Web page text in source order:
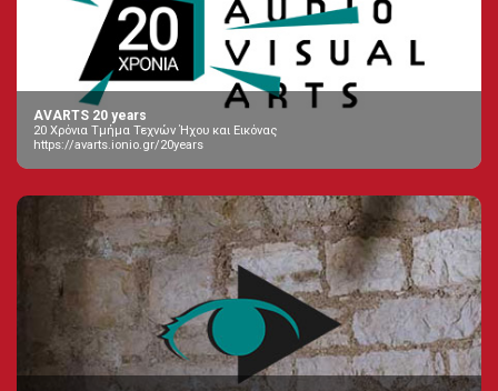
AVARTS 20 years
20 Χρόνια Τμήμα Τεχνών Ήχου και Εικόνας
https://avarts.ionio.gr/20years